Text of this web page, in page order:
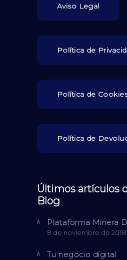
Aviso Legal
Política de
Política de
Política de
Últimos artículos
Blog
Plataforma Minera
8 de noviembre de 2018
Tu negocio digital